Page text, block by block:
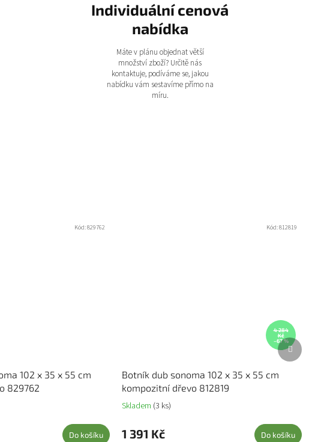
Individuální cenová
nabídka
Máte v plánu objednat větší
množství zboží? Určitě nás
kontaktuje, podíváme se, jakou
nabídku vám sestavíme přímo na
míru.
102 x 35 x 55 cm
829762
Do košíku
Kód:829762
4 284
Kč
–67 %
Botník dub sonoma 102 x 35 x 55 cm
kompozitní dřevo 812819
Skladem (3 ks)
1 391 Kč Do košíku
Kód:812819
Další